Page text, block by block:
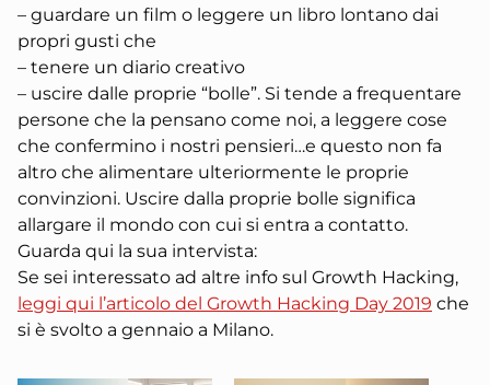
– guardare un film o leggere un libro lontano dai
propri gusti che
– tenere un diario creativo
– uscire dalle proprie “bolle”. Si tende a frequentare
persone che la pensano come noi, a leggere cose
che confermino i nostri pensieri…e questo non fa
altro che alimentare ulteriormente le proprie
convinzioni. Uscire dalla proprie bolle significa
allargare il mondo con cui si entra a contatto.
Guarda qui la sua intervista:
Se sei interessato ad altre info sul Growth Hacking,
leggi qui l’articolo del Growth Hacking Day 2019 che
si è svolto a gennaio a Milano.